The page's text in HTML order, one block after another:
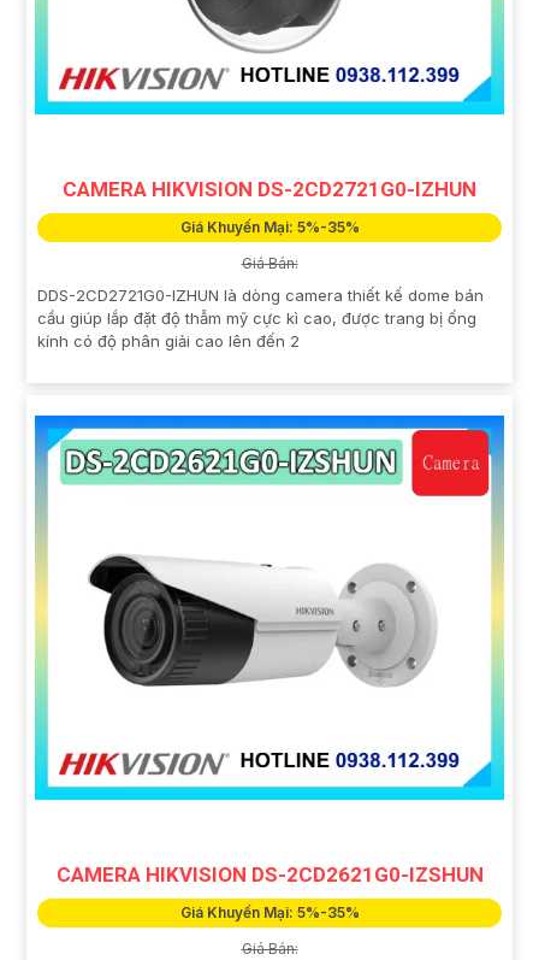
CAMERA HIKVISION DS-2CD2721G0-IZHUN
Giá Khuyến Mại: 5%-35%
Giá Bán:
DDS-2CD2721G0-IZHUN là dòng camera thiết kế dome bán
cầu giúp lắp đặt độ thẫm mỹ cực kì cao, được trang bị ống
kính có độ phân giải cao lên đến 2
CAMERA HIKVISION DS-2CD2621G0-IZSHUN
Giá Khuyến Mại: 5%-35%
Giá Bán: